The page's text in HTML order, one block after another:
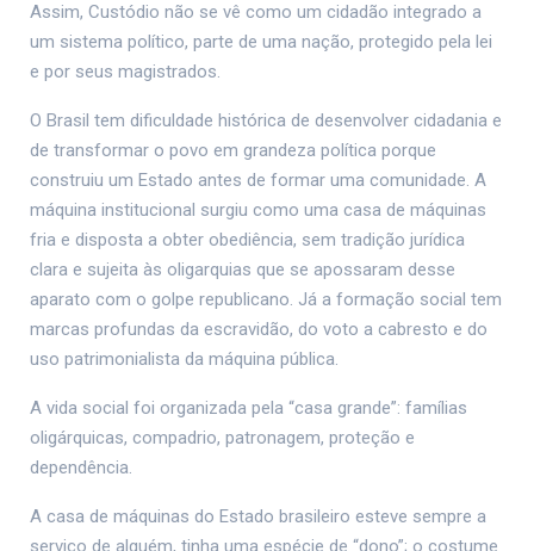
Assim, Custódio não se vê como um cidadão integrado a
um sistema político, parte de uma nação, protegido pela lei
e por seus magistrados.
O Brasil tem dificuldade histórica de desenvolver cidadania e
de transformar o povo em grandeza política porque
construiu um Estado antes de formar uma comunidade. A
máquina institucional surgiu como uma casa de máquinas
fria e disposta a obter obediência, sem tradição jurídica
clara e sujeita às oligarquias que se apossaram desse
aparato com o golpe republicano. Já a formação social tem
marcas profundas da escravidão, do voto a cabresto e do
uso patrimonialista da máquina pública.
A vida social foi organizada pela “casa grande”: famílias
oligárquicas, compadrio, patronagem, proteção e
dependência.
A casa de máquinas do Estado brasileiro esteve sempre a
serviço de alguém, tinha uma espécie de “dono”; o costume